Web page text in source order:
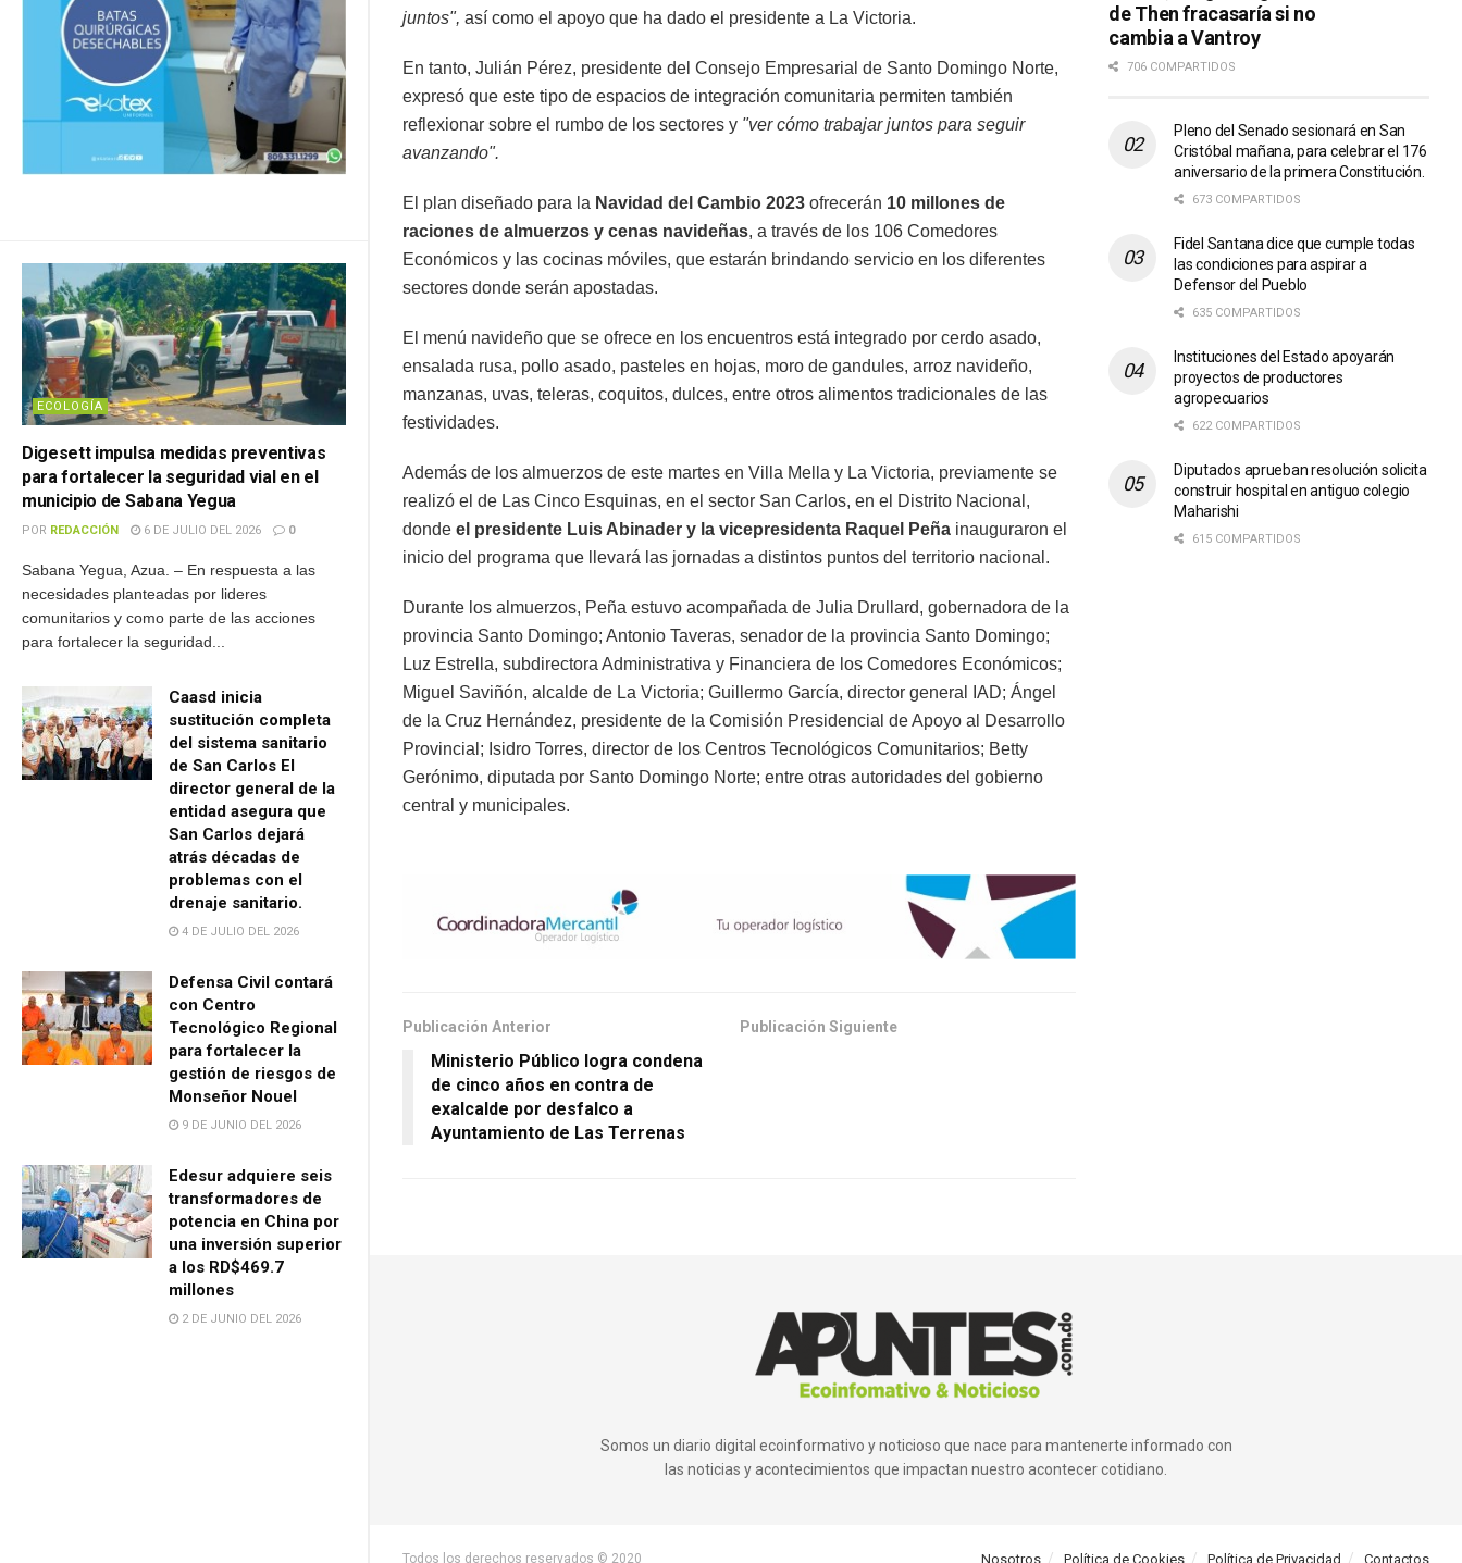
ECOLOGÍA
Digesett impulsa medidas preventivas
para fortalecer la seguridad vial en el
municipio de Sabana Yegua
POR REDACCIÓN 6 DE JULIO DEL 2026 0
Sabana Yegua, Azua. – En respuesta a las
necesidades planteadas por lideres
comunitarios y como parte de las acciones
para fortalecer la seguridad...
Caasd inicia
sustitución completa
del sistema sanitario
de San Carlos El
director general de la
entidad asegura que
San Carlos dejará
atrás décadas de
problemas con el
drenaje sanitario.
4 DE JULIO DEL 2026
Defensa Civil contará
con Centro
Tecnológico Regional
para fortalecer la
gestión de riesgos de
Monseñor Nouel
9 DE JUNIO DEL 2026
Edesur adquiere seis
transformadores de
potencia en China por
una inversión superior
a los RD$469.7
millones
2 DE JUNIO DEL 2026
juntos", así como el apoyo que ha dado el presidente a La Victoria.
En tanto, Julián Pérez, presidente del Consejo Empresarial de Santo Domingo Norte,
expresó que este tipo de espacios de integración comunitaria permiten también
reflexionar sobre el rumbo de los sectores y "ver cómo trabajar juntos para seguir
avanzando".
El plan diseñado para la Navidad del Cambio 2023 ofrecerán 10 millones de
raciones de almuerzos y cenas navideñas, a través de los 106 Comedores
Económicos y las cocinas móviles, que estarán brindando servicio en los diferentes
sectores donde serán apostadas.
El menú navideño que se ofrece en los encuentros está integrado por cerdo asado,
ensalada rusa, pollo asado, pasteles en hojas, moro de gandules, arroz navideño,
manzanas, uvas, teleras, coquitos, dulces, entre otros alimentos tradicionales de las
festividades.
Además de los almuerzos de este martes en Villa Mella y La Victoria, previamente se
realizó el de Las Cinco Esquinas, en el sector San Carlos, en el Distrito Nacional,
donde el presidente Luis Abinader y la vicepresidenta Raquel Peña inauguraron el
inicio del programa que llevará las jornadas a distintos puntos del territorio nacional.
Durante los almuerzos, Peña estuvo acompañada de Julia Drullard, gobernadora de la
provincia Santo Domingo; Antonio Taveras, senador de la provincia Santo Domingo;
Luz Estrella, subdirectora Administrativa y Financiera de los Comedores Económicos;
Miguel Saviñón, alcalde de La Victoria; Guillermo García, director general IAD; Ángel
de la Cruz Hernández, presidente de la Comisión Presidencial de Apoyo al Desarrollo
Provincial; Isidro Torres, director de los Centros Tecnológicos Comunitarios; Betty
Gerónimo, diputada por Santo Domingo Norte; entre otras autoridades del gobierno
central y municipales.
Publicación Anterior
Ministerio Público logra condena
de cinco años en contra de
exalcalde por desfalco a
Ayuntamiento de Las Terrenas
Publicación Siguiente
de Then fracasaría si no
cambia a Vantroy
706 COMPARTIDOS
Pleno del Senado sesionará en San
Cristóbal mañana, para celebrar el 176
aniversario de la primera Constitución.
673 COMPARTIDOS
Fidel Santana dice que cumple todas
las condiciones para aspirar a
Defensor del Pueblo
635 COMPARTIDOS
Instituciones del Estado apoyarán
proyectos de productores
agropecuarios
622 COMPARTIDOS
Diputados aprueban resolución solicita
construir hospital en antiguo colegio
Maharishi
615 COMPARTIDOS
Somos un diario digital ecoinformativo y noticioso que nace para mantenerte informado con
las noticias y acontecimientos que impactan nuestro acontecer cotidiano.
Nosotros Política de Cookies Política de Privacidad Contactos
Todos los derechos reservados © 2020